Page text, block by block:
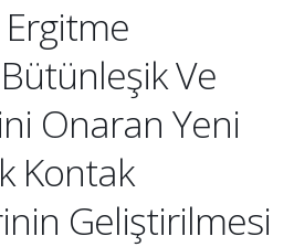
Ve
Onaran Yeni
Kontak
Geliştirilmesi